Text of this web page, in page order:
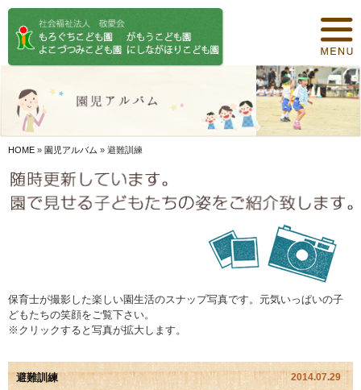
HOME » 園児アルバム » 避難訓練
保育士が撮影した楽しい園生活のスナップ写真です。元気いっぱいの子
どもたちの笑顔をご覧下さい。
※クリックすると写真が拡大します。
避難訓練 2014.07.29
保育について
食事について
オリジナル保育
年間行事
お知らせ